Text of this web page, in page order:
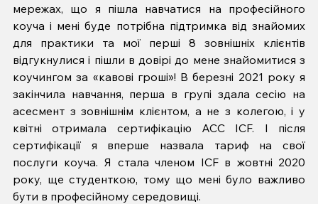
мережах, що я пішла навчатися на професійного
коуча і мені буде потрібна підтримка від знайомих
для практики та мої перші 8 зовнішніх клієнтів
відгукнулися і пішли в довірі до мене знайомитися з
коучингом за «кавові гроші»! В березні 2021 року я
закінчила навчання, перша в групі здала сесію на
асесмент з зовнішнім клієнтом, а не з колегою, і у
квітні отримала сертифікацію ACC ICF. І після
сертифікації я вперше назвала тариф на свої
послуги коуча. Я стала членом ICF в жовтні 2020
року, ще студенткою, тому що мені було важливо
бути в професійному середовищі.